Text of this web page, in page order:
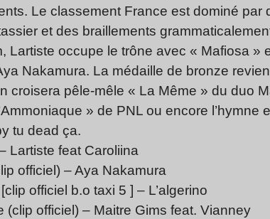
Le classement France est dominé
et des braillements
Lartiste occupe le trône avec « Mafiosa
Nakamura. La médaille de bronze
croisera pêle-mêle « La Même » du duo
» de PNL ou encore
tu dead ça.
Lartiste feat Caroliina
officiel) – Aya Nakamura
[clip officiel b.o taxi 5 ] – L’algerino
(clip officiel) – Maitre Gims feat. Vianney